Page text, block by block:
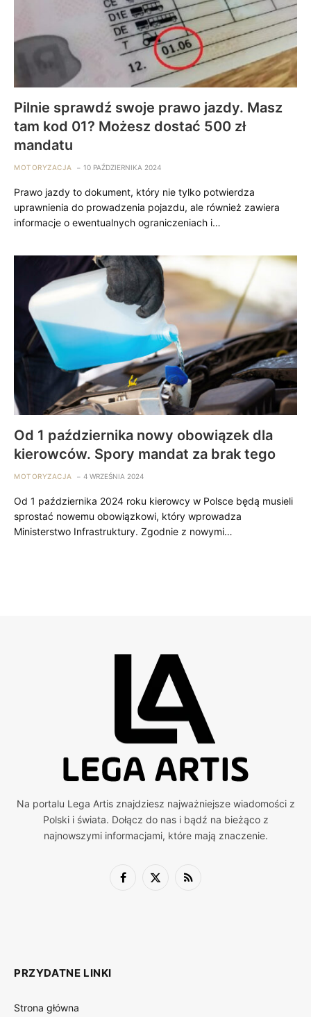
Pilnie sprawdź swoje prawo jazdy. Masz
tam kod 01? Możesz dostać 500 zł
mandatu
MOTORYZACJA 10 PAŹDZIERNIKA 2024
Prawo jazdy to dokument, który nie tylko potwierdza
uprawnienia do prowadzenia pojazdu, ale również zawiera
informacje o ewentualnych ograniczeniach i…
Od 1 października nowy obowiązek dla
kierowców. Spory mandat za brak tego
MOTORYZACJA 4 WRZEŚNIA 2024
Od 1 października 2024 roku kierowcy w Polsce będą musieli
sprostać nowemu obowiązkowi, który wprowadza
Ministerstwo Infrastruktury. Zgodnie z nowymi…
Na portalu Lega Artis znajdziesz najważniejsze wiadomości z
Polski i świata. Dołącz do nas i bądź na bieżąco z
najnowszymi informacjami, które mają znaczenie.
Facebook
X
RSS
PRZYDATNE LINKI
Strona główna